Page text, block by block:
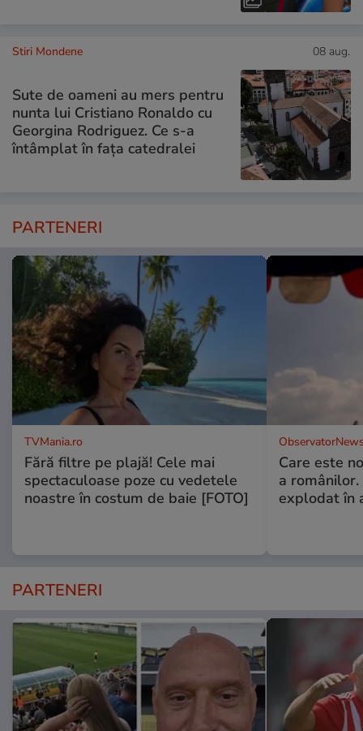
Stiri Mondene 08 aug.
Sute de oameni au mers pentru
nunta lui Cristiano Ronaldo cu
Georgina Rodriguez. Ce s-a
întâmplat în fața catedralei
PARTENERI
TVMania.ro
Fără filtre pe plajă! Cele mai
spectaculoase poze cu vedetele
noastre în costum de baie [FOTO]
Care este
a
explodat în
PARTENERI